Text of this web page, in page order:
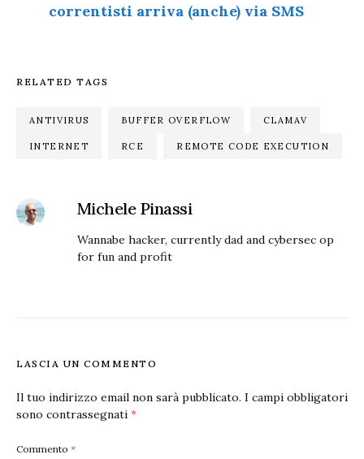
correntisti arriva (anche) via SMS
RELATED TAGS
ANTIVIRUS BUFFER OVERFLOW CLAMAV
INTERNET RCE REMOTE CODE EXECUTION
Michele Pinassi
Wannabe hacker, currently dad and cybersec op
for fun and profit
LASCIA UN COMMENTO
Il tuo indirizzo email non sarà pubblicato. I campi obbligatori
sono contrassegnati *
Commento *